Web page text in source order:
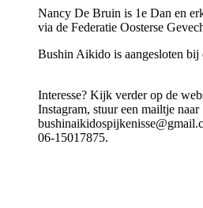
Nancy De Bruin is 1e Dan en
via de Federatie Oosterse
Bushin Aikido is aangesloten
Interesse? Kijk verder op de
Instagram, stuur een mailtje naar
06-15017875.